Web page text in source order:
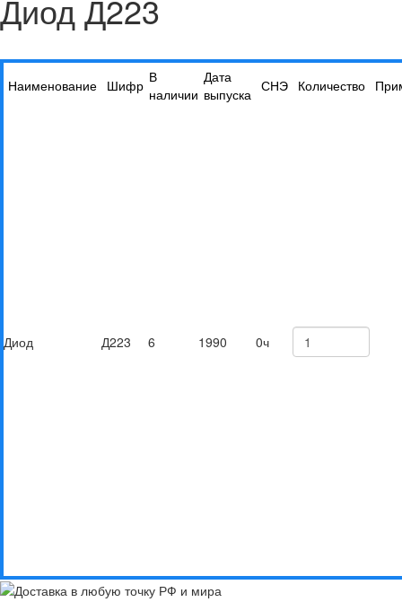
Диод Д223
Наименование Шифр В
наличии
Дата
выпуска СНЭ Количество
Диод Д223 6 1990 0ч